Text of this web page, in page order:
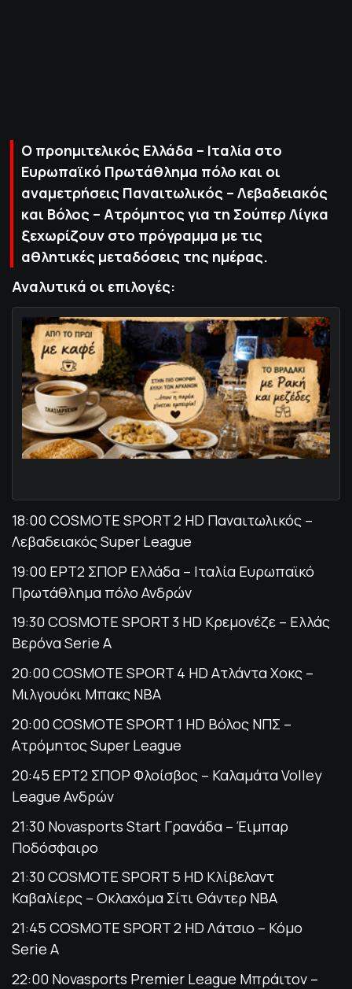
Ο προημιτελικός Ελλάδα – Ιταλία στο
Ευρωπαϊκό Πρωτάθλημα πόλο και οι
αναμετρήσεις Παναιτωλικός – Λεβαδειακός
και Βόλος – Ατρόμητος για τη Σούπερ Λίγκα
ξεχωρίζουν στο πρόγραμμα με τις
αθλητικές μεταδόσεις της ημέρας.
Αναλυτικά οι επιλογές:
18:00 COSMOTE SPORT 2 HD Παναιτωλικός –
Λεβαδειακός Super League
19:00 ΕΡΤ2 ΣΠΟΡ Ελλάδα – Ιταλία Ευρωπαϊκό
Πρωτάθλημα πόλο Ανδρών
19:30 COSMOTE SPORT 3 HD Κρεμονέζε – Ελλάς
Βερόνα Serie A
20:00 COSMOTE SPORT 4 HD Ατλάντα Χοκς –
Μιλγουόκι Μπακς NBA
20:00 COSMOTE SPORT 1 HD Βόλος ΝΠΣ –
Ατρόμητος Super League
20:45 ΕΡΤ2 ΣΠΟΡ Φλοίσβος – Καλαμάτα Volley
League Ανδρών
21:30 Novasports Start Γρανάδα – Έιμπαρ
Ποδόσφαιρο
21:30 COSMOTE SPORT 5 HD Κλίβελαντ
Καβαλίερς – Οκλαχόμα Σίτι Θάντερ NBA
21:45 COSMOTE SPORT 2 HD Λάτσιο – Κόμο
Serie A
22:00 Novasports Premier League Μπράιτον –